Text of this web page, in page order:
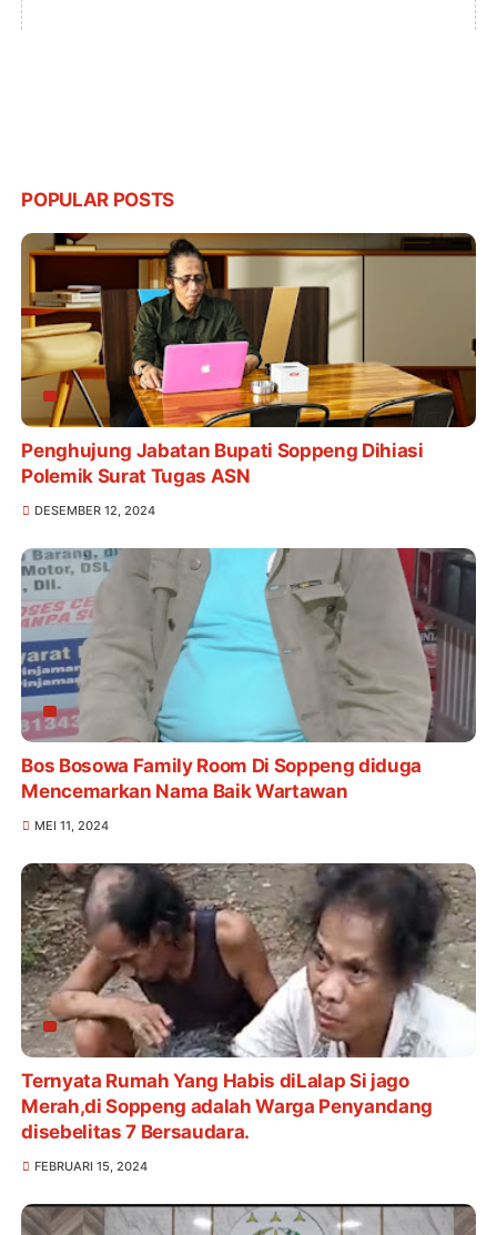
POPULAR POSTS
Penghujung Jabatan Bupati Soppeng Dihiasi
Polemik Surat Tugas ASN
DESEMBER 12, 2024
Bos Bosowa Family Room Di Soppeng diduga
Mencemarkan Nama Baik Wartawan
MEI 11, 2024
Ternyata Rumah Yang Habis diLalap Si jago
Merah,di Soppeng adalah Warga Penyandang
disebelitas 7 Bersaudara.
FEBRUARI 15, 2024